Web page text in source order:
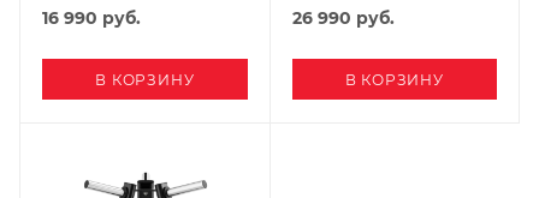
16 990 руб.
В КОРЗИНУ
26 990 руб.
В КОРЗИНУ